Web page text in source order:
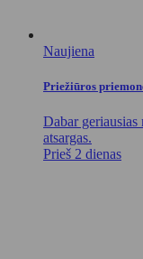
Naujiena
Priežiūros
Dabar
atsargas.
Prieš 2 dienas